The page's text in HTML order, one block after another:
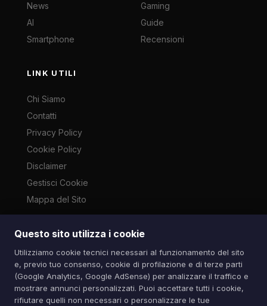
Questo sito utilizza i cookie
Utilizziamo cookie tecnici necessari al funzionamento del sito
e, previo tuo consenso, cookie di profilazione e di terze parti
(Google Analytics, Google AdSense) per analizzare il traffico e
mostrare annunci personalizzati. Puoi accettare tutti i cookie,
rifiutare quelli non necessari o personalizzare le tue
News
AI
Smartphone
Gaming
Guide
Recensioni
LINK UTILI
Chi Siamo
Contatti
Privacy Policy
Cookie Policy
Disclaimer
Gestisci Cookie
Mappa del Sito
Le immagini presenti su questo sito sono di proprietà dei
cronaca ai sensi dell'art. 70 L. 633/1941. Contatti:
info@spazioitech.it